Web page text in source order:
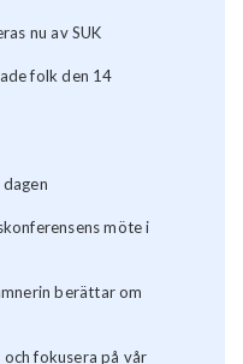
nu av SUK
folk den 14
möte i
berättar om
fokusera på vår